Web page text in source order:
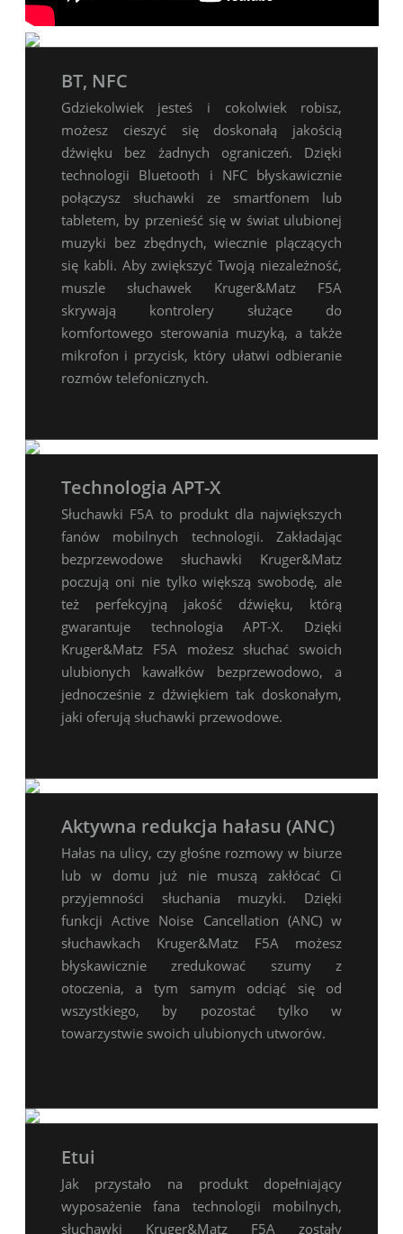
BT, NFC
Gdziekolwiek jesteś i cokolwiek robisz,
możesz cieszyć się doskonałą jakością
dźwięku bez żadnych ograniczeń. Dzięki
technologii Bluetooth i NFC błyskawicznie
połączysz słuchawki ze smartfonem lub
tabletem, by przenieść się w świat ulubionej
muzyki bez zbędnych, wiecznie plączących
się kabli. Aby zwiększyć Twoją niezależność,
muszle słuchawek Kruger&Matz F5A
skrywają kontrolery służące do
komfortowego sterowania muzyką, a także
mikrofon i przycisk, który ułatwi odbieranie
rozmów telefonicznych.
Technologia APT-X
Słuchawki F5A to produkt dla największych
fanów mobilnych technologii. Zakładając
bezprzewodowe słuchawki Kruger&Matz
poczują oni nie tylko większą swobodę, ale
też perfekcyjną jakość dźwięku, którą
gwarantuje technologia APT-X. Dzięki
Kruger&Matz F5A możesz słuchać swoich
ulubionych kawałków bezprzewodowo, a
jednocześnie z dźwiękiem tak doskonałym,
jaki oferują słuchawki przewodowe.
Aktywna redukcja hałasu (ANC)
Hałas na ulicy, czy głośne rozmowy w biurze
lub w domu już nie muszą zakłócać Ci
przyjemności słuchania muzyki. Dzięki
funkcji Active Noise Cancellation (ANC) w
słuchawkach Kruger&Matz F5A możesz
błyskawicznie zredukować szumy z
otoczenia, a tym samym odciąć się od
wszystkiego, by pozostać tylko w
towarzystwie swoich ulubionych utworów.
Etui
Jak przystało na produkt dopełniający
wyposażenie fana technologii mobilnych,
słuchawki Kruger&Matz F5A zostały